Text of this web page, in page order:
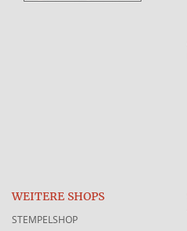
WEITERE SHOPS
STEMPELSHOP